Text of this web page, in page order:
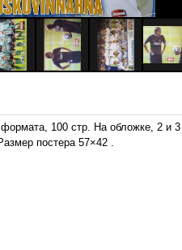
100 стр. На обложке, 2 и
постера 57×42 .